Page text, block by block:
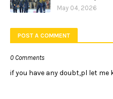
May 04, 2026
POST A COMMENT
0 Comments
if you have any doubt,pl let me